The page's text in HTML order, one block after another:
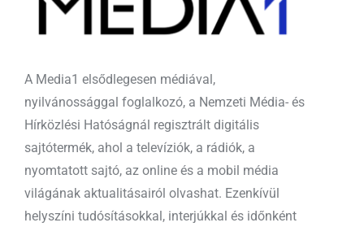
A Media1 elsődlegesen médiával,
nyilvánossággal foglalkozó, a Nemzeti Média- és
Hírközlési Hatóságnál regisztrált digitális
sajtótermék, ahol a televíziók, a rádiók, a
nyomtatott sajtó, az online és a mobil média
világának aktualitásairól olvashat. Ezenkívül
helyszíni tudósításokkal, interjúkkal és időnként